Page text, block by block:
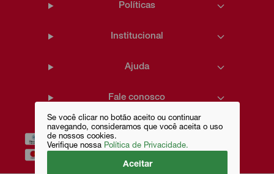
Se você clicar no botão aceito ou continuar
navegando, consideramos que você aceita o uso
de nossos cookies.
Verifique nossa Política de Privacidade.
Aceitar
Políticas
Institucional
Ajuda
Fale conosco